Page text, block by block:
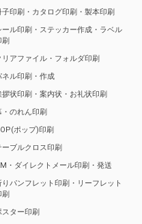
子印刷・カタログ印刷・製本印刷
ール印刷・ステッカー作成・ラベル
刷
リアファイル・フォルダ印刷
ネル印刷・作成
拶状印刷・案内状・お礼状印刷
・のれん印刷
ポップ)印刷
ーブルクロス印刷
・ダイレクトメール印刷・発送
りパンフレット印刷・リーフレット
刷
スター印刷